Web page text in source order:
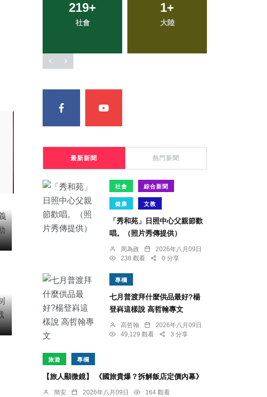
219+
社會
1+
大陸
65+
專欄
90+
旅遊
最新新聞 熱門新聞
社會 綜合新聞
健康 文教
「秀和苑」日照中心父親節歡
唱。（照片秀傳提供）
周為政
2026年八月09日
238 觀看
0 分享
專欄
七月普渡拜什麼供品最好?楊
登嵙這樣說 高哲翰專文
高哲翰
2026年八月09日
49,129 觀看
3 分享
旅遊 專欄
【旅人顯微鏡】 《國旅貴爆？拆解飯店定價內幕》
簡安 2026年八月09日
164 觀看